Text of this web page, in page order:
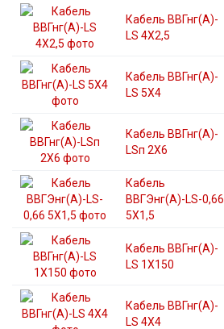
Кабель ВВГнг(А)-
LS 4X2,5
Кабель ВВГнг(А)-
LS 5X4
Кабель ВВГнг(А)-
LSп 2X6
Кабель
ВВГЭнг(А)-LS-0,66
5X1,5
Кабель ВВГнг(А)-
LS 1X150
Кабель ВВГнг(А)-
LS 4X4